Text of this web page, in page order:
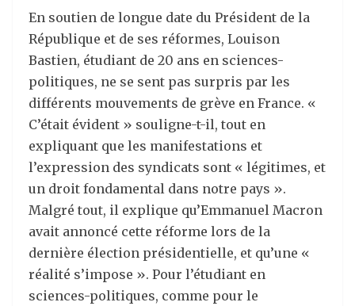
En soutien de longue date du Président de la
République et de ses réformes, Louison
Bastien, étudiant de 20 ans en sciences-
politiques, ne se sent pas surpris par les
différents mouvements de grève en France. «
C’était évident » souligne-t-il, tout en
expliquant que les manifestations et
l’expression des syndicats sont « légitimes, et
un droit fondamental dans notre pays ».
Malgré tout, il explique qu’Emmanuel Macron
avait annoncé cette réforme lors de la
dernière élection présidentielle, et qu’une «
réalité s’impose ». Pour l’étudiant en
sciences-politiques, comme pour le